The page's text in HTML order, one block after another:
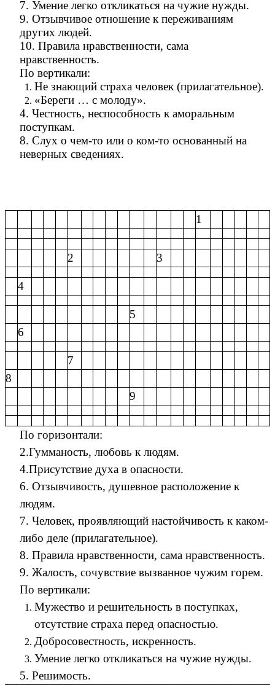
7. Умение легко откликаться на чужие нужды.
9. Отзывчивое отношение к переживаниям
других людей.
10. Правила нравственности, сама
нравственность.
По вертикали:
Не знающий страха человек (прилагательное).
«Береги … с молоду».
4. Честность, неспособность к аморальным
поступкам.
8. Слух о чем-то или о ком-то основанный на
неверных сведениях.
1
2 3
4
5
6
7
8
9
По горизонтали:
2.Гумманость, любовь к людям.
4.Присутствие духа в опасности.
6. Отзывчивость, душевное расположение к
людям.
7. Человек, проявляющий настойчивость к каком-
либо деле (прилагательное).
8. Правила нравственности, сама нравственность.
9. Жалость, сочувствие вызванное чужим горем.
По вертикали:
Мужество и решительность в поступках,
отсутствие страха перед опасностью.
Добросовестность, искренность.
Умение легко откликаться на чужие нужды.
5. Решимость.